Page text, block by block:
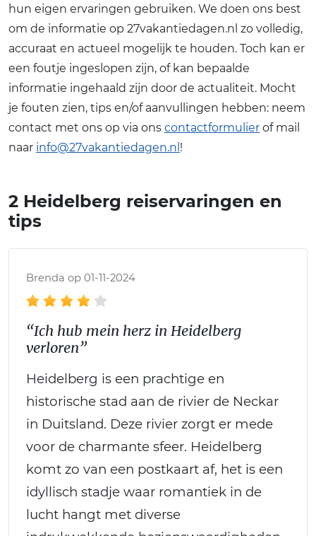
hun eigen ervaringen gebruiken. We doen ons best
om de informatie op 27vakantiedagen.nl zo volledig,
accuraat en actueel mogelijk te houden. Toch kan er
een foutje ingeslopen zijn, of kan bepaalde
informatie ingehaald zijn door de actualiteit. Mocht
je fouten zien, tips en/of aanvullingen hebben: neem
contact met ons op via ons contactformulier of mail
naar info@27vakantiedagen.nl !
2 Heidelberg reiservaringen en
tips
Brenda op 01-11-2024
“Ich hub mein herz in Heidelberg
verloren”
Heidelberg is een prachtige en
historische stad aan de rivier de Neckar
in Duitsland. Deze rivier zorgt er mede
voor de charmante sfeer. Heidelberg
komt zo van een postkaart af, het is een
idyllisch stadje waar romantiek in de
lucht hangt met diverse